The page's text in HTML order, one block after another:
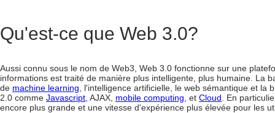
Qu'est-ce que Web 3.0?
Aussi connu sous le nom de Web3, Web 3.0 fonctionne sur une
informations est traité de manière plus intelligente, plus humaine. La
de machine learning , l'intelligence artificielle, le web sémantique et
2.0 comme Javascript, AJAX, mobile computing , et Cloud . En
encore plus grande et une vitesse d'expérience plus élevée pour les